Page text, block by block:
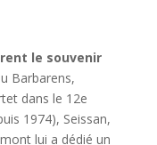
le souvenir
Barbarens,
dans le 12e
1974), Seissan,
lui a dédié un